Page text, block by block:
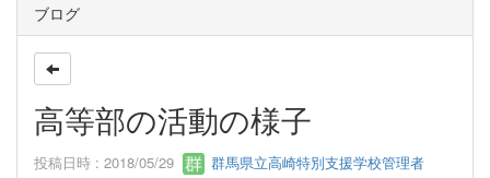
ブログ
高等部の活動の様子
投稿日時 : 2018/05/29 群馬県立高崎特別支援学校管理者